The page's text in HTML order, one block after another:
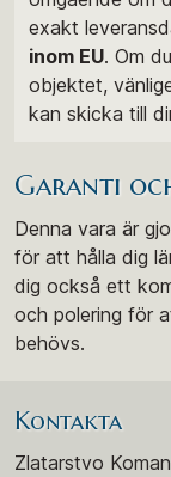
exakt
inom EU. Om
objektet,
kan skicka till
Garanti
Denna vara är
för att hålla dig
dig också ett
och polering för
behövs.
Kontakta
Zlatarstvo